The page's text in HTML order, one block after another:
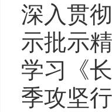
深入贯
示批示
学习《
季攻坚